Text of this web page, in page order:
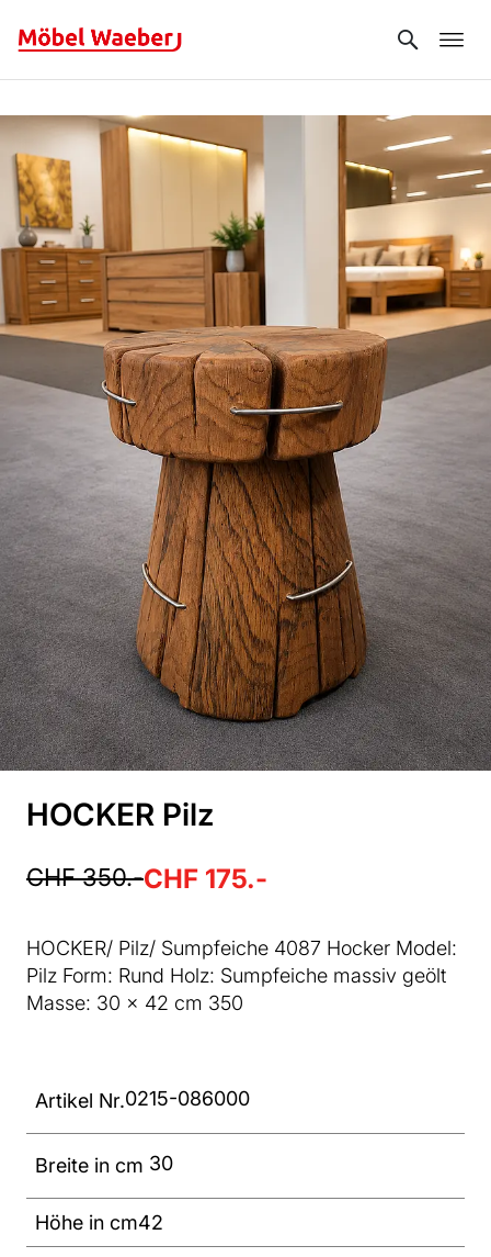
HOCKER Pilz
CHF 350.-CHF 175.-
HOCKER/ Pilz/ Sumpfeiche 4087 Hocker Model:
Pilz Form: Rund Holz: Sumpfeiche massiv geölt
Masse: 30 x 42 cm 350
Artikel Nr.0215-086000
Breite in cm 30
Höhe in cm42